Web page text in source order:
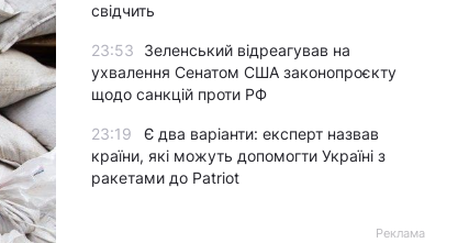
свідчить
23:53
Зеленський відреагував на
ухвалення Сенатом США законопроєкту
щодо санкцій проти РФ
23:19
Є два варіанти: експерт назвав
країни, які можуть допомогти Україні з
ракетами до Patriot
Реклама